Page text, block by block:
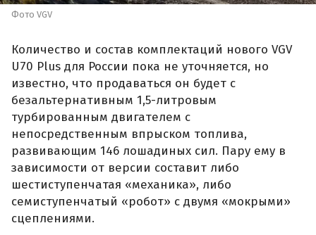
Фото VGV
Количество и состав комплектаций нового VGV
U70 Plus для России пока не уточняется, но
известно, что продаваться он будет с
безальтернативным 1,5-литровым
турбированным двигателем с
непосредственным впрыском топлива,
развивающим 146 лошадиных сил. Пару ему в
зависимости от версии составит либо
шестиступенчатая «механика», либо
семиступенчатый «робот» с двумя «мокрыми»
сцеплениями.